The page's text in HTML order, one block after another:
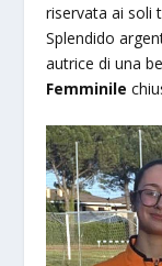
riservata ai soli
Splendido
autrice di una
Femminile